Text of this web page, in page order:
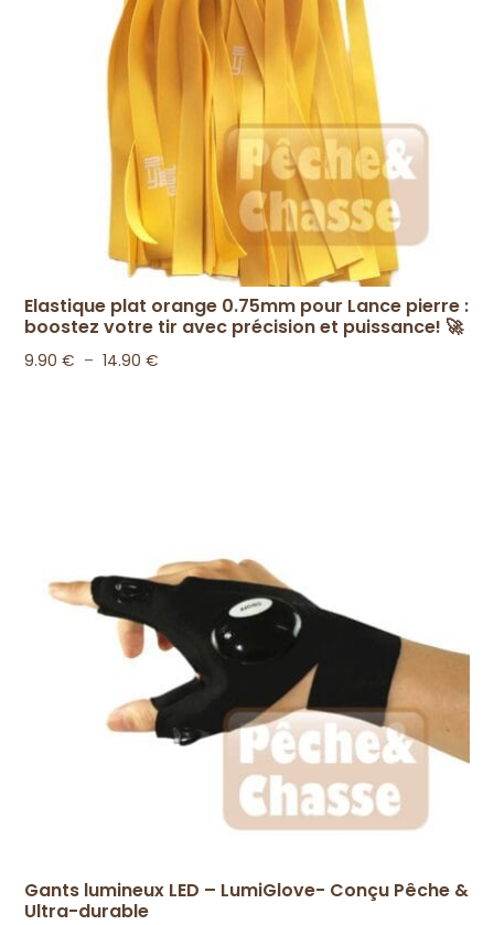
Elastique plat orange 0.75mm pour Lance pierre :
boostez votre tir avec précision et puissance! 🚀
9.90€ – 14.90€
Gants lumineux LED – LumiGlove- Conçu Pêche &
Ultra-durable